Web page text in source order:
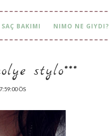
SAÇ BAKIMI NIMO NE GIYDI?
stylo***
ÖS